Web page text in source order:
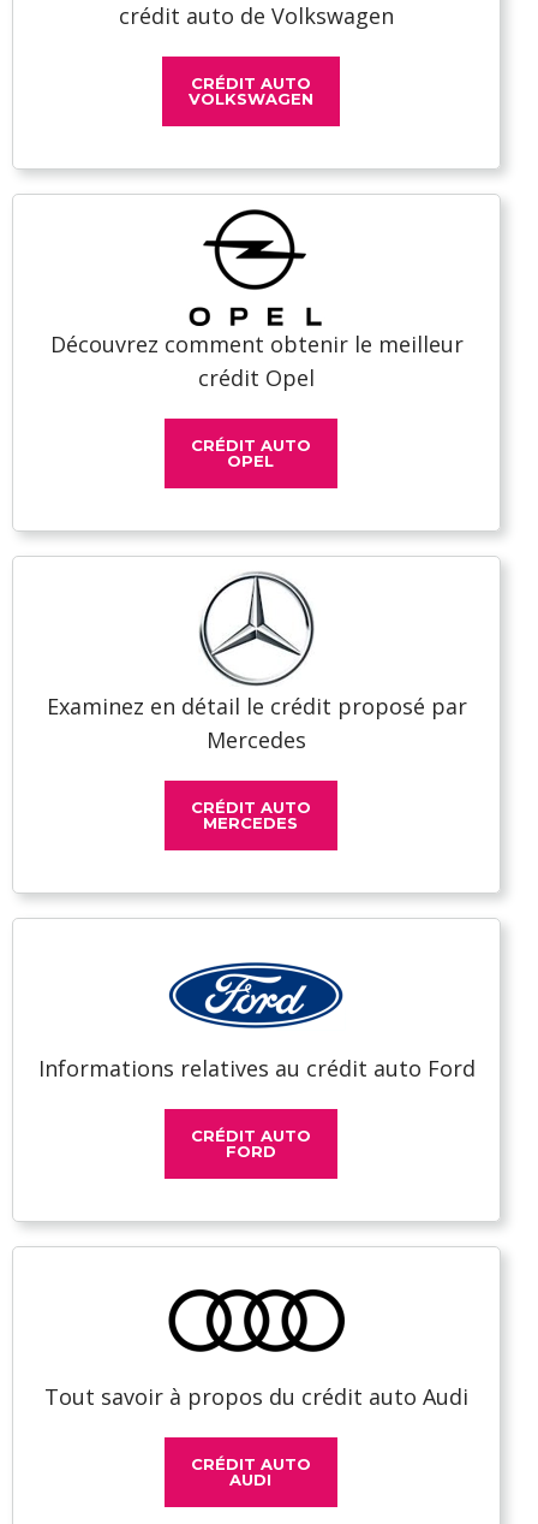
crédit auto de Volkswagen
CRÉDIT AUTO
VOLKSWAGEN
Découvrez comment obtenir le meilleur
crédit Opel
CRÉDIT AUTO
OPEL
Examinez en détail le crédit proposé par
Mercedes
CRÉDIT AUTO
MERCEDES
Informations relatives au crédit auto Ford
CRÉDIT AUTO
FORD
Tout savoir à propos du crédit auto Audi
CRÉDIT AUTO
AUDI